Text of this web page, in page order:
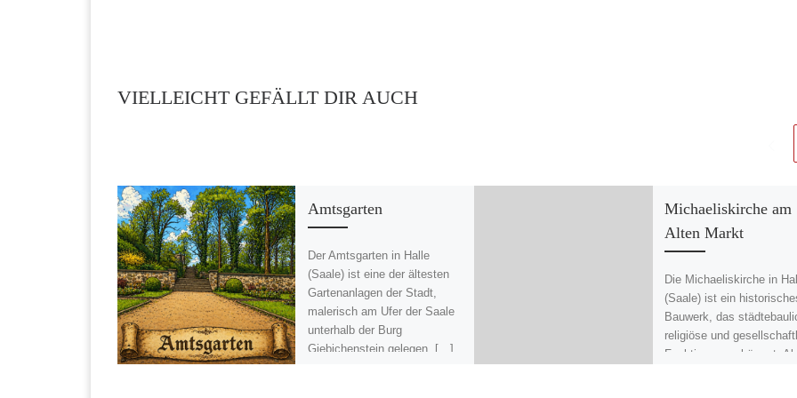
VIELLEICHT GEFÄLLT DIR AUCH
Amtsgarten
Der Amtsgarten in Halle
(Saale) ist eine der ältesten
Gartenanlagen der Stadt,
malerisch am Ufer der Saale
unterhalb der Burg
Giebichenstein gelegen. […]
Michaeliskirche am
Alten Markt
Die Michaeliskirche in
(Saale) ist ein
Bauwerk, das
religiöse und
Funktionen verkörpert. Als